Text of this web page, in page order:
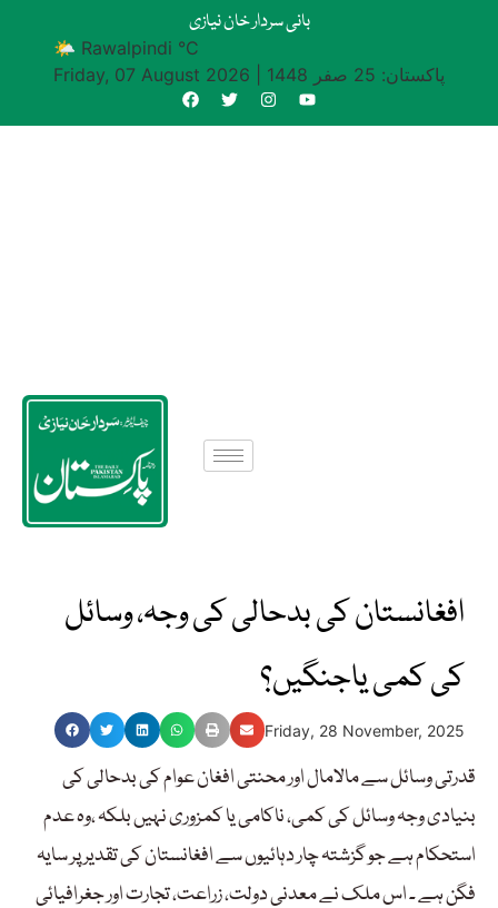
بانی سردار خان نیازی
🌤 Rawalpindi °C
Friday, 07 August 2026
پاکستان: 25 صفر 1448
افغانستان کی بدحالی کی وجہ، وسائل
کی کمی یاجنگیں؟
Friday, 28 November, 2025
قدرتی وسائل سے مالامال اور محنتی افغان عوام کی بدحالی کی
بنیادی وجہ وسائل کی کمی، ناکامی یا کمزوری نہیں بلکہ ،وہ عدم
استحکام ہے جو گزشتہ چار دہائیوں سے افغانستان کی تقدیر پر سایہ
فگن ہے ۔ اس ملک نے معدنی دولت، زراعت، تجارت اور جغرافیائی